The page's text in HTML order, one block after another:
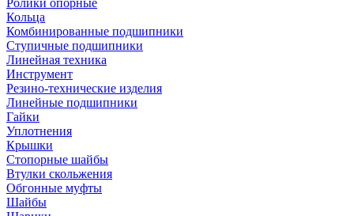
Кольца
Комбинированные подшипники
Ступичные подшипники
Линейная техника
Инструмент
Резино-технические изделия
Линейные подшипники
Гайки
Уплотнения
Крышки
Стопорные шайбы
Втулки скольжения
Обгонные муфты
Шайбы